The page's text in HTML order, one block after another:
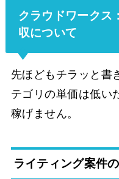
クラウドワークス
収について
先ほどもチラッと書
テゴリの単価は低い
稼げません。
ライティング案件